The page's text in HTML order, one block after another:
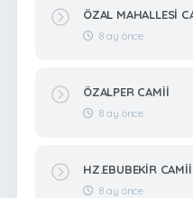
ÖZAL MAHALLESİ
8 ay önce
ÖZALPER CAMİİ
8 ay önce
HZ.EBUBEKİR CAMİİ
8 ay önce